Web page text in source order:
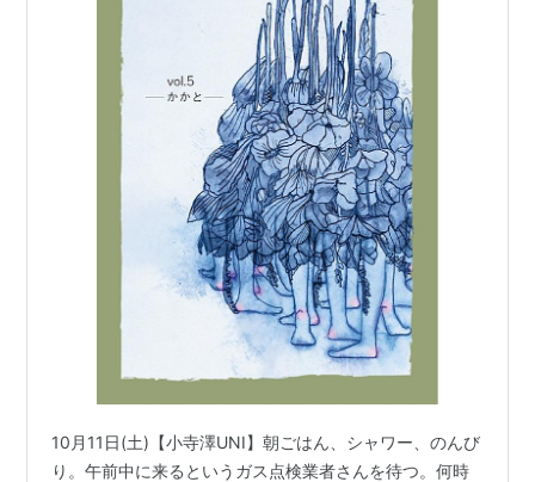
10月11日(土)【小寺澤UNI】朝ごはん、シャワー、のんび
り。午前中に来るというガス点検業者さんを待つ。何時